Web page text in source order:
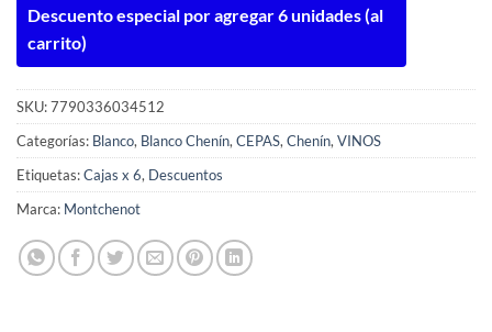
Descuento especial por agregar 6 unidades (al
carrito)
SKU:7790336034512
Categorías: Blanco, Blanco Chenín,CEPAS,Chenín,VINOS
Etiquetas:Cajas x 6, Descuentos
Marca: Montchenot